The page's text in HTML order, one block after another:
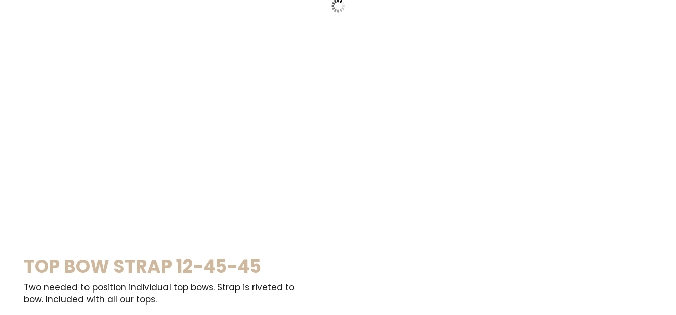
TOP BOW STRAP 12-45-45
Two needed to position individual top bows. Strap is riveted to
bow. Included with all our tops.